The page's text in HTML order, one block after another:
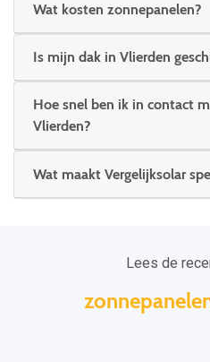
Wat kosten zonnepanelen?
Is mijn dak in Vlierden
Hoe snel ben ik in contact
Vlierden?
Wat maakt Vergelijksolar
Lees de